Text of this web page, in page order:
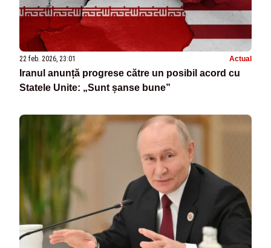
22 feb. 2026, 23:01 Actual
Iranul anunță progrese către un posibil acord cu
Statele Unite: „Sunt șanse bune”